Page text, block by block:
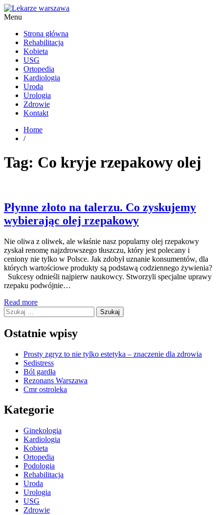
Menu
Strona główna
Rehabilitacja
Kobieta
USG
Ortopedia
Kardiologia
Uroda
Urologia
Zdrowie
Kontakt
Home
/
Tag: Co kryje rzepakowy olej
Płynne złoto na talerzu. Co zyskujemy
wybierając olej rzepakowy
Nie oliwa z oliwek, ale właśnie nasz popularny olej rzepakowy
zyskał renomę najzdrowszego tłuszczu, który jest polecany i
ceniony nie tylko w Polsce. Jak zdobył uznanie konsumentów, dla
których wartościowe produkty są podstawą codziennego żywienia?
Sukcesy odnieśli najpierw naukowcy. Stworzyli specjalne uprawy
rzepaku podwójnie…
Read more
Szukaj:
Ostatnie wpisy
Prosty zgryz to nie tylko estetyka – znaczenie dla zdrowia
Sedistress
Ból gardła
Rezonans Warszawa
Cmr ostroleka
Kategorie
Ginekologia
Kardiologia
Kobieta
Ortopedia
Podologia
Rehabilitacja
Uroda
Urologia
USG
Zdrowie